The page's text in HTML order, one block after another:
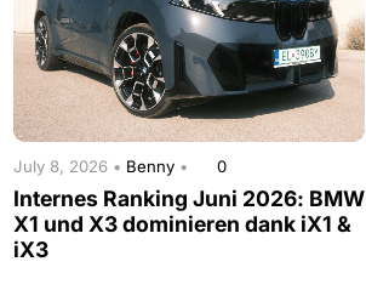
July 8, 2026 • Benny • 0
Internes Ranking Juni 2026: BMW
X1 und X3 dominieren dank iX1 &
iX3